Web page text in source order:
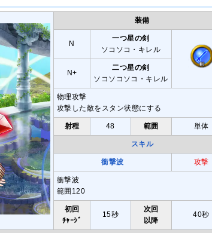
装備
N
一つ星の剣
ソコソコ・キレル
N+
二つ星の剣
ソコソコソコ・キレル
物理攻撃
攻撃した敵をスタン状態にする
射程 48 範囲 単体
スキル
衝撃波 攻撃
衝撃波
範囲120
初回
ﾁｬｰｼﾞ
15秒
次回
以降
40秒